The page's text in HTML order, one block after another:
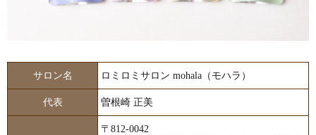
サロン名 ロミロミサロン mohala（モハラ）
代表 曽根崎 正美
〒812-0042